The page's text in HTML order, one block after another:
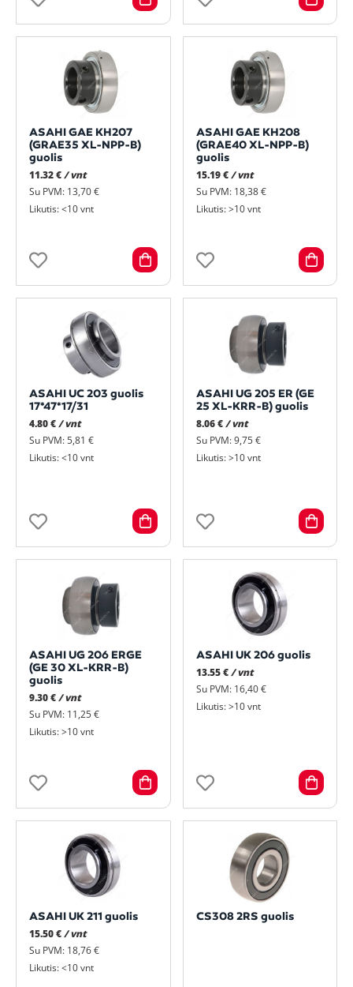
ASAHI GAE KH207
(GRAE35 XL-NPP-B)
guolis
11.32 €/ vnt
Su PVM: 13,70 €
Likutis: <10 vnt
ASAHI GAE KH208
(GRAE40 XL-NPP-B)
guolis
15.19 € / vnt
Su PVM: 18,38 €
Likutis: >10 vnt
ASAHI UC 203 guolis
17*47*17/31
4.80 €/ vnt
Su PVM: 5,81 €
Likutis: <10 vnt
ASAHI UG 205 ER (GE
25 XL-KRR-B) guolis
8.06 € / vnt
Su PVM: 9,75 €
Likutis: >10 vnt
ASAHI UG 206 ERGE
(GE 30 XL-KRR-B)
guolis
9.30 €/ vnt
Su PVM: 11,25 €
Likutis: >10 vnt
ASAHI UK 206 guolis
13.55 € / vnt
Su PVM: 16,40 €
Likutis: >10 vnt
ASAHI UK 211 guolis
15.50 €/ vnt
Su PVM: 18,76 €
Likutis: <10 vnt
CS308 2RS guolis